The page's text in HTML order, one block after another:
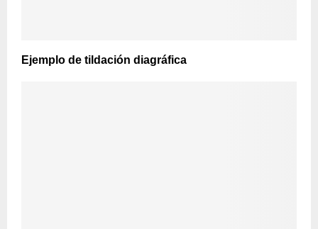
Ejemplo de tildación diagráfica